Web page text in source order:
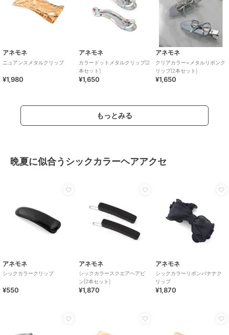
アネモネ
ニュアンスメタルクリップ
¥1,980
アネモネ
カラードットメタルクリップ[2
本セット]
¥1,650
アネモネ
クリアカラー×メタルリボンク
リップ[2本セット]
¥1,650
もっとみる
晩夏に似合うシックカラーヘアアクセ
アネモネ
シックカラークリップ
¥550
アネモネ
シックカラースクエアヘアピ
ン[2本セット]
¥1,870
アネモネ
シックカラーリボンバナナク
リップ
¥1,870